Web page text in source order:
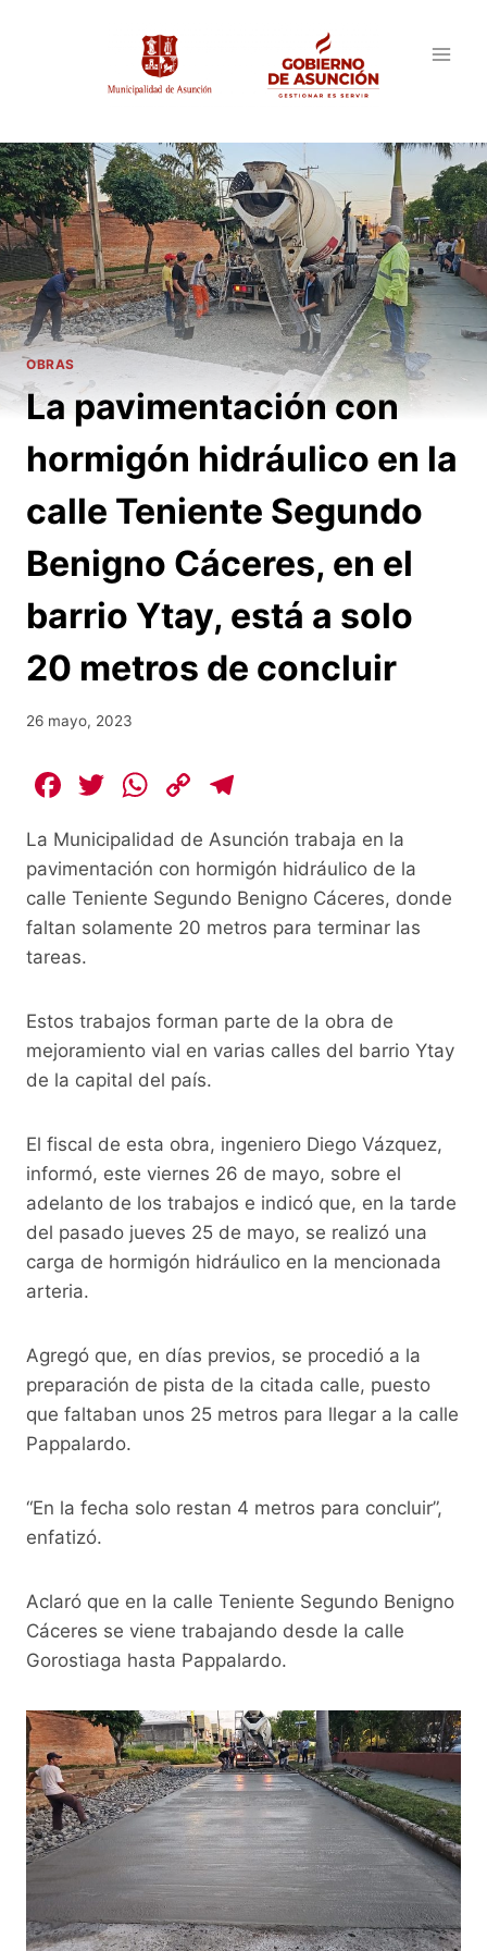
OBRAS
La pavimentación con
hormigón hidráulico en la
calle Teniente Segundo
Benigno Cáceres, en el
barrio Ytay, está a solo
20 metros de concluir
26 mayo, 2023
F
c
e
b
o
k
T
itt
er
W
at
s
A
C
p
y
Li
e
gr
a
La Municipalidad de Asunción trabaja en la
pavimentación con hormigón hidráulico de la
calle Teniente Segundo Benigno Cáceres, donde
faltan solamente 20 metros para terminar las
tareas.
Estos trabajos forman parte de la obra de
mejoramiento vial en varias calles del barrio Ytay
de la capital del país.
El fiscal de esta obra, ingeniero Diego Vázquez,
informó, este viernes 26 de mayo, sobre el
adelanto de los trabajos e indicó que, en la tarde
del pasado jueves 25 de mayo, se realizó una
carga de hormigón hidráulico en la mencionada
arteria.
Agregó que, en días previos, se procedió a la
preparación de pista de la citada calle, puesto
que faltaban unos 25 metros para llegar a la calle
Pappalardo.
“En la fecha solo restan 4 metros para concluir”,
enfatizó.
Aclaró que en la calle Teniente Segundo Benigno
Cáceres se viene trabajando desde la calle
Gorostiaga hasta Pappalardo.